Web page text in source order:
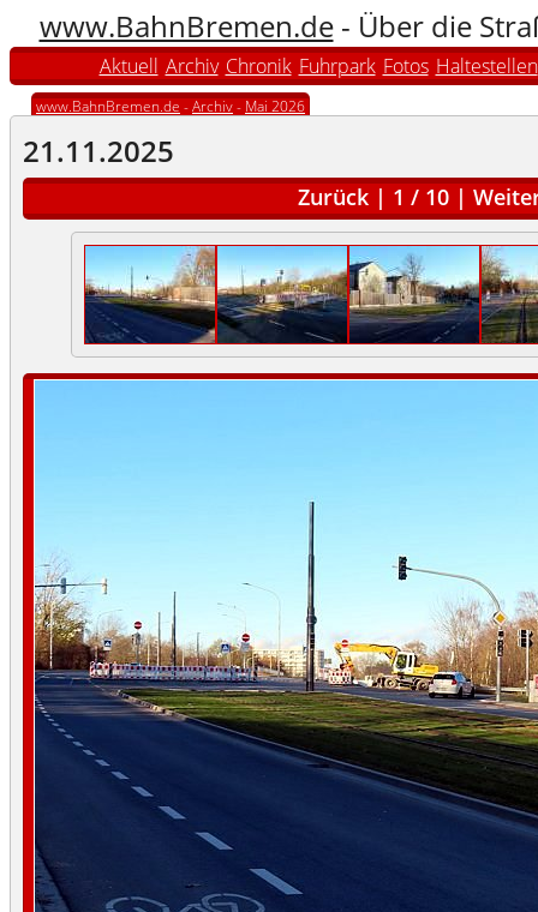
www.BahnBremen.de- Über die
Aktuell Archiv Chronik Fuhrpark Fotos Haltestellen
www.BahnBremen.de -Archiv- Mai 2026
21.11.2025
Zurück | 1 / 10 |